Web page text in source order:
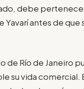
debe
antes de que
de Río de Janeiro
su vida comercial.